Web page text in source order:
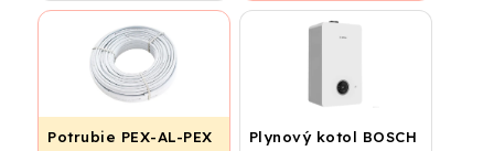
Potrubie PEX-AL-PEX
Plynový kotol BOSCH